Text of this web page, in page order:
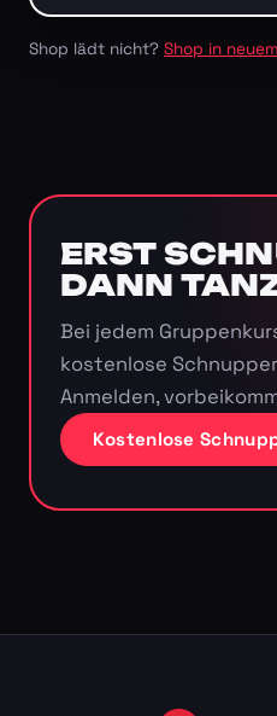
Shop lädt nicht? Shop in
ERST
DANN
Bei jedem
kostenlose
Anmelden,
Kostenlose